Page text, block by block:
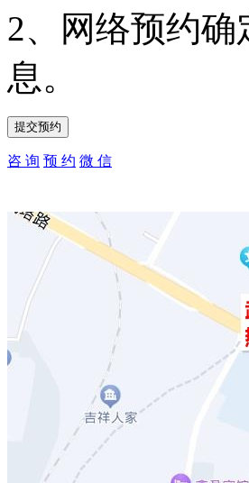
2、网络预约
息。
咨 询 预 约 微 信